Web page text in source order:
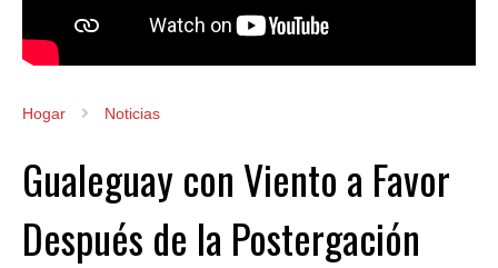
Hogar Noticias
Gualeguay con Viento a Favor
Después de la Postergación